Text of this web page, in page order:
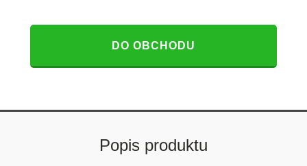
DO OBCHODU
Popis produktu